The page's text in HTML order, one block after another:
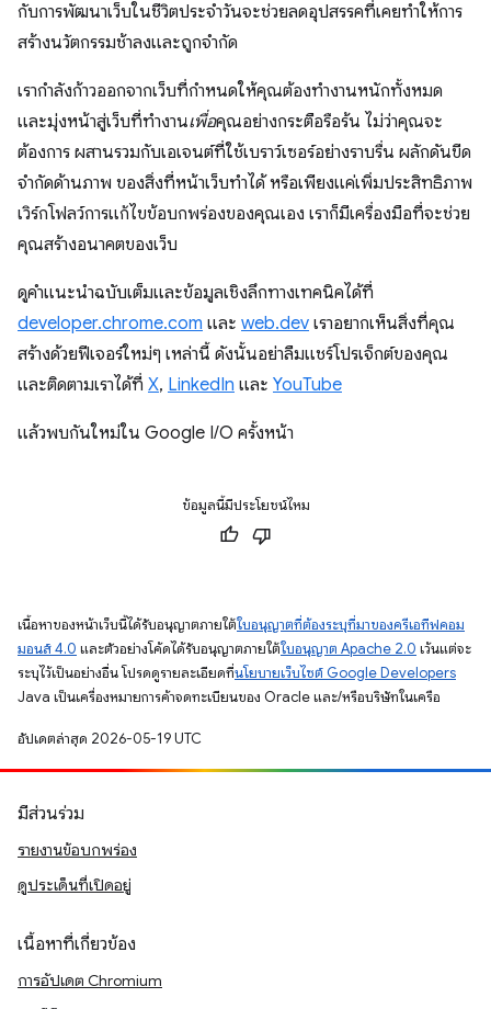
กับการพัฒนาเว็บในชีวิตประจำวันจะช่วยลดอุปสรรคที่เคยทำให้การ
สร้างนวัตกรรมช้าลงและถูกจำกัด
เรากำลังก้าวออกจากเว็บที่กำหนดให้คุณต้องทำงานหนักทั้งหมด
และมุ่งหน้าสู่เว็บที่ทำงานเพื่อคุณอย่างกระตือรือร้น ไม่ว่าคุณจะ
ต้องการ ผสานรวมกับเอเจนต์ที่ใช้เบราว์เซอร์อย่างราบรื่น ผลักดันขีด
จำกัดด้านภาพ ของสิ่งที่หน้าเว็บทำได้ หรือเพียงแค่เพิ่มประสิทธิภาพ
เวิร์กโฟลว์การแก้ไขข้อบกพร่องของคุณเอง เราก็มีเครื่องมือที่จะช่วย
คุณสร้างอนาคตของเว็บ
ดูคำแนะนำฉบับเต็มและข้อมูลเชิงลึกทางเทคนิคได้ที่
developer.chrome.com และ web.dev เราอยากเห็นสิ่งที่คุณ
สร้างด้วยฟีเจอร์ใหม่ๆ เหล่านี้ ดังนั้นอย่าลืมแชร์โปรเจ็กต์ของคุณ
และติดตามเราได้ที่ X, LinkedIn และ YouTube
แล้วพบกันใหม่ใน Google I/O ครั้งหน้า
ข้อมูลนี้มีประโยชน์ไหม
เนื้อหาของหน้าเว็บนี้ได้รับอนุญาตภายใต้ใบอนุญาตที่ต้องระบุที่มาของครีเอทีฟคอม
มอนส์ 4.0 และตัวอย่างโค้ดได้รับอนุญาตภายใต้ใบอนุญาต Apache 2.0 เว้นแต่จะ
ระบุไว้เป็นอย่างอื่น โปรดดูรายละเอียดที่นโยบายเว็บไซต์ Google Developers
Java เป็นเครื่องหมายการค้าจดทะเบียนของ Oracle และ/หรือบริษัทในเครือ
อัปเดตล่าสุด 2026-05-19 UTC
มีส่วนร่วม
รายงานข้อบกพร่อง
ดูประเด็นที่เปิดอยู่
เนื้อหาที่เกี่ยวข้อง
การอัปเดต Chromium